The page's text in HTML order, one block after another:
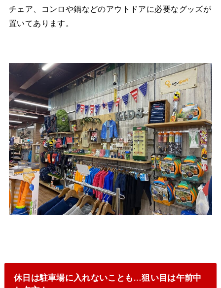
チェア、コンロや鍋などのアウトドアに必要なグッズが
置いてあります。
休日は駐車場に入れないことも…狙い目は午前中